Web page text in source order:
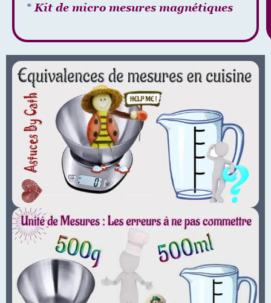
* Kit de micro mesures magnétiques